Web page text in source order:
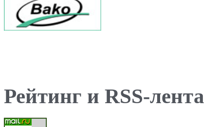
Рейтинг и RSS-лента